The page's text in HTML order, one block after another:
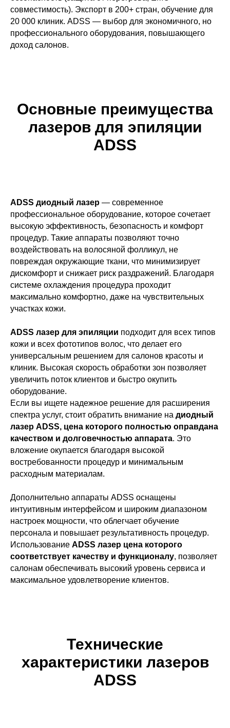
совместимость). Экспорт в 200+ стран, обучение для
20 000 клиник. ADSS — выбор для экономичного, но
профессионального оборудования, повышающего
доход салонов.
Основные преимущества
лазеров для эпиляции
ADSS
ADSS диодный лазер — современное
профессиональное оборудование, которое сочетает
высокую эффективность, безопасность и комфорт
процедур. Такие аппараты позволяют точно
воздействовать на волосяной фолликул, не
повреждая окружающие ткани, что минимизирует
дискомфорт и снижает риск раздражений. Благодаря
системе охлаждения процедура проходит
максимально комфортно, даже на чувствительных
участках кожи.
ADSS лазер для эпиляции подходит для всех типов
кожи и всех фототипов волос, что делает его
универсальным решением для салонов красоты и
клиник. Высокая скорость обработки зон позволяет
увеличить поток клиентов и быстро окупить
оборудование.
Если вы ищете надежное решение для расширения
спектра услуг, стоит обратить внимание на диодный
лазер ADSS, цена которого полностью оправдана
качеством и долговечностью аппарата. Это
вложение окупается благодаря высокой
востребованности процедур и минимальным
расходным материалам.
Дополнительно аппараты ADSS оснащены
интуитивным интерфейсом и широким диапазоном
настроек мощности, что облегчает обучение
персонала и повышает результативность процедур.
Использование ADSS лазер цена которого
соответствует качеству и функционалу, позволяет
салонам обеспечивать высокий уровень сервиса и
максимальное удовлетворение клиентов.
Технические
характеристики лазеров
ADSS